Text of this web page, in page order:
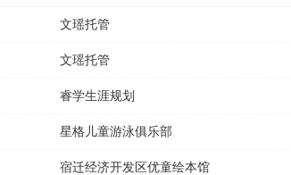
文瑶托管
文瑶托管
睿学生涯规划
星格儿童游泳俱乐部
宿迁经济开发区优童绘本馆